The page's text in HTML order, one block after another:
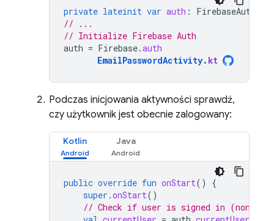
private lateinit var auth :
FirebaseAuth
// ...
// Initialize Firebase Auth
auth = Firebase.auth
EmailPasswordActivity. kt
Podczas inicjowania aktywności sprawdź,
czy użytkownik jest obecnie zalogowany:
Kotlin Java
public override fun onStart()
{
super .onStart()
// Check if user is signed in (non-